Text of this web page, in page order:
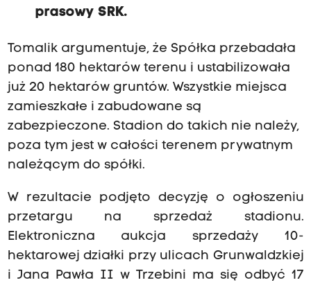
prasowy SRK.
Tomalik argumentuje, że Spółka przebadała
ponad 180 hektarów terenu i ustabilizowała
już 20 hektarów gruntów. Wszystkie miejsca
zamieszkałe i zabudowane są
zabezpieczone. Stadion do takich nie należy,
poza tym jest w całości terenem prywatnym
należącym do spółki.
W rezultacie podjęto decyzję o ogłoszeniu
przetargu na sprzedaż stadionu.
Elektroniczna aukcja sprzedaży 10-
hektarowej działki przy ulicach Grunwaldzkiej
i Jana Pawła II w Trzebini ma się odbyć 17